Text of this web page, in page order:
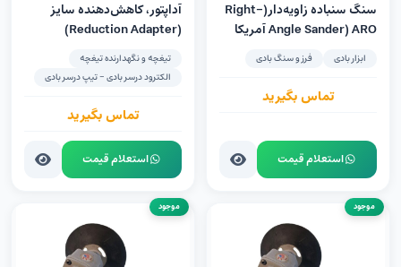
سنگ سنباده زاویه‌دار(Right-
Angle Sander) ARO آمریکا
ابزار بادی فرز و سنگ بادی
تماس بگیرید
استعلام قیمت
آداپتور، کاهش‌دهنده سایز
(Reduction Adapter)
تیغچه و نگهدارنده تیغچه
الکترود درسر بادی - تیپ درسر بادی
تماس بگیرید
استعلام قیمت
موجود موجود